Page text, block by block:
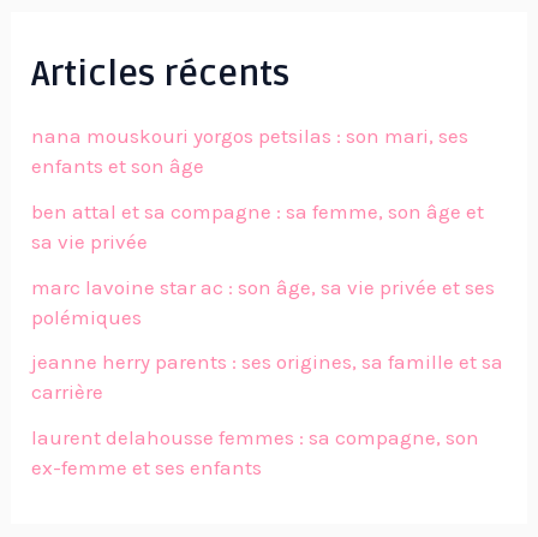
Articles récents
nana mouskouri yorgos petsilas : son mari, ses
enfants et son âge
ben attal et sa compagne : sa femme, son âge et
sa vie privée
marc lavoine star ac : son âge, sa vie privée et ses
polémiques
jeanne herry parents : ses origines, sa famille et sa
carrière
laurent delahousse femmes : sa compagne, son
ex-femme et ses enfants